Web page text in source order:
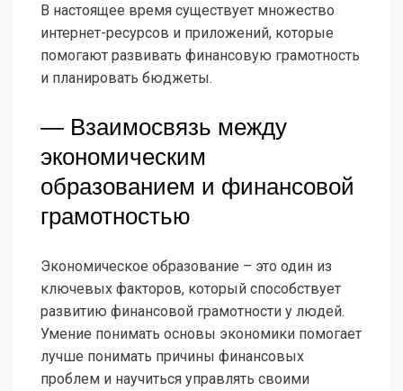
В настоящее время существует множество
интернет-ресурсов и приложений, которые
помогают развивать финансовую грамотность
и планировать бюджеты.
— Взаимосвязь между
экономическим
образованием и финансовой
грамотностью
Экономическое образование – это один из
ключевых факторов, который способствует
развитию финансовой грамотности у людей.
Умение понимать основы экономики помогает
лучше понимать причины финансовых
проблем и научиться управлять своими